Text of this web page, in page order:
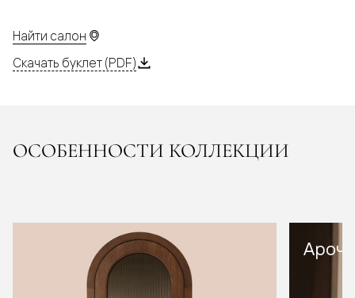
Найти салон
Скачать буклет (PDF)
ОСОБЕННОСТИ КОЛЛЕКЦИИ